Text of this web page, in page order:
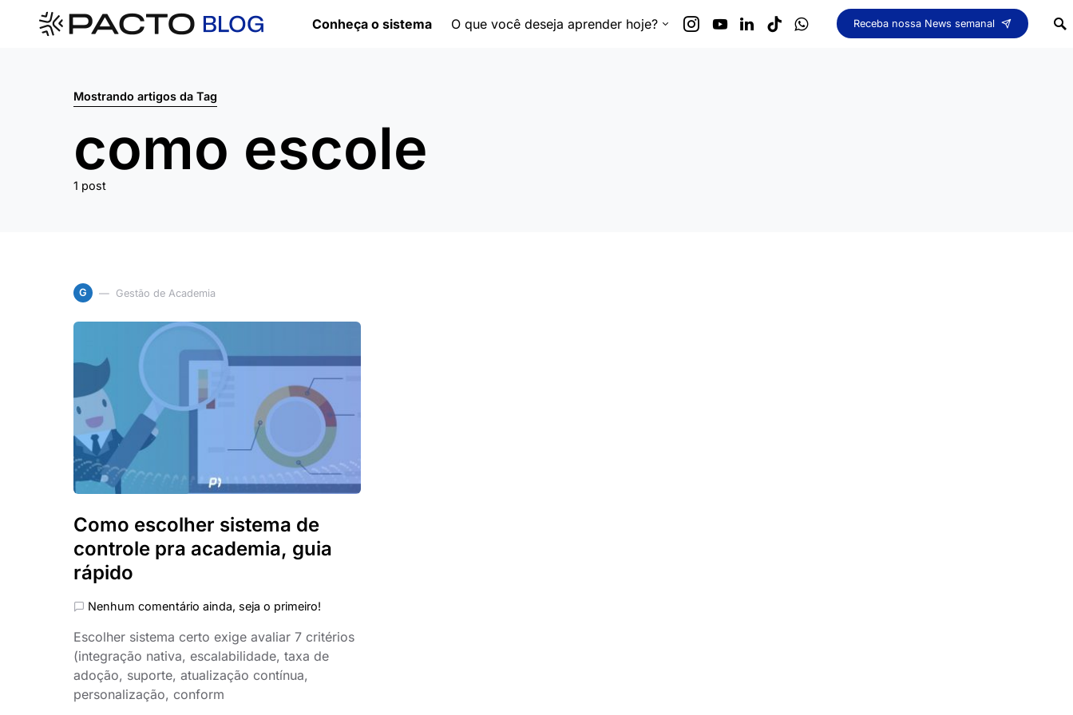
Conheça o sistema O que você deseja aprender hoje? Receba nossa News semanal
Mostrando artigos da Tag
como escole
1 post
G Gestão de Academia
Como escolher sistema de
controle pra academia, guia
rápido
Nenhum comentário ainda, seja o primeiro!
Escolher sistema certo exige avaliar 7 critérios
(integração nativa, escalabilidade, taxa de
adoção, suporte, atualização contínua,
personalização, conform